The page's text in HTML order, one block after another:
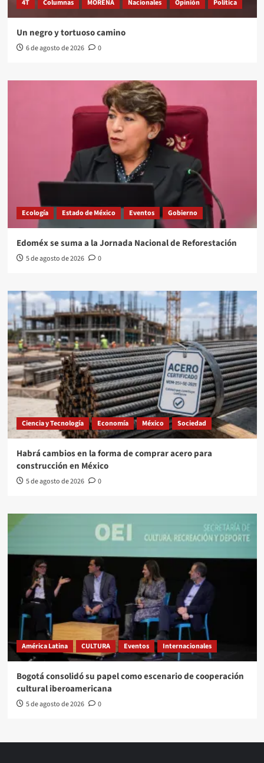
4T Columnas MORENA Nacionales Opinión Política
Un negro y tortuoso camino
6 de agosto de 2026 0
Ecología Estado de México Eventos Gobierno
Edoméx se suma a la Jornada Nacional de Reforestación
5 de agosto de 2026 0
Ciencia y Tecnología Economía México Sociedad
Habrá cambios en la forma de comprar acero para
construcción en México
5 de agosto de 2026 0
América Latina CULTURA Eventos Internacionales
Bogotá consolidó su papel como escenario de cooperación
cultural iberoamericana
5 de agosto de 2026 0